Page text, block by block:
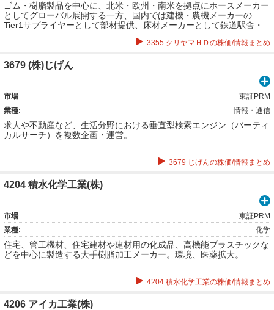
ゴム・樹脂製品を中心に、北米・欧州・南米を拠点にホースメーカー
としてグローバル展開する一方、国内では建機・農機メーカーの
Tier1サプライヤーとして部材提供、床材メーカーとして鉄道駅舎・
ル「MONTURA」の販売と多角的に事業を展開。3355 クリヤマＨＤの株価/情報まとめ
3679 (株)じげん
市場
東証PRM
業種:
情報・通信
求人や不動産など、生活分野における垂直型検索エンジン（バーティ
カルサーチ）を複数企画・運営。
3679 じげんの株価/情報まとめ
4204 積水化学工業(株)
市場
東証PRM
業種:
化学
住宅、管工機材、住宅建材や建材用の化成品、高機能プラスチックな
どを中心に製造する大手樹脂加工メーカー。環境、医薬拡大。
4204 積水化学工業の株価/情報まとめ
4206 アイカ工業(株)